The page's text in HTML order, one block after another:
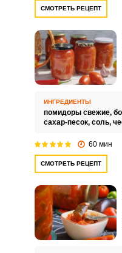
СМОТРЕТЬ РЕЦЕПТ
ИНГРЕДИЕНТЫ
помидоры свежие,
сахар-песок, соль,
60 мин
СМОТРЕТЬ РЕЦЕПТ
ЕЩЕ НЕ